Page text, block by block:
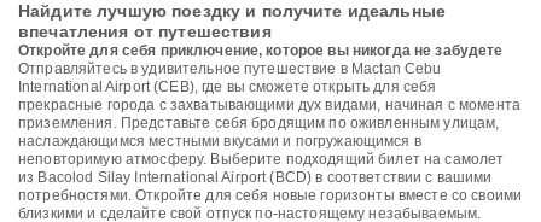
Найдите лучшую поездку и получите идеальные
впечатления от путешествия
Откройте для себя приключение, которое вы никогда не забудете
Отправляйтесь в удивительное путешествие в Mactan Cebu
International Airport (CEB), где вы сможете открыть для себя
прекрасные города с захватывающими дух видами, начиная с момента
приземления. Представьте себя бродящим по оживленным улицам,
наслаждающимся местными вкусами и погружающимся в
неповторимую атмосферу. Выберите подходящий билет на самолет
из Bacolod Silay International Airport (BCD) в соответствии с вашими
потребностями. Откройте для себя новые горизонты вместе со своими
близкими и сделайте свой отпуск по-настоящему незабываемым.